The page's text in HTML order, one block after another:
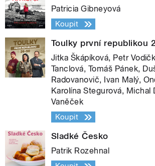
Patricia Gibneyová
Koupit
Toulky první republikou
Jitka Škápíková, Petr
Tanclová, Tomáš Pánek,
Radovanovič, Ivan Malý,
Karolína Stegurová, Michal
Vaněček
Koupit
Sladké Česko
Patrik Rozehnal